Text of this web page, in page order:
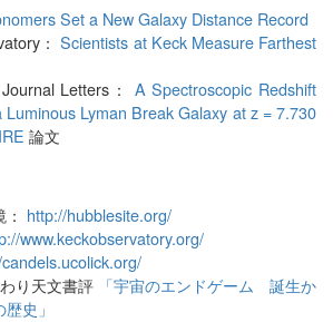
Set a New Galaxy Distance Record
：Scientists at Keck Measure Farthest
Letters： A Spectroscopic Redshift
Lyman Break Galaxy at z = 7.730
論文
http://hubblesite.org/
www.keckobservatory.org/
り天文書評 「宇宙のエンドゲーム 誕生か
史」